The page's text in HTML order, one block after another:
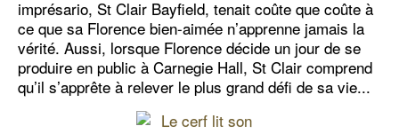
imprésario, St Clair Bayfield, tenait coûte que coûte à
ce que sa Florence bien-aimée n’apprenne jamais la
vérité. Aussi, lorsque Florence décide un jour de se
produire en public à Carnegie Hall, St Clair comprend
qu’il s’apprête à relever le plus grand défi de sa vie...